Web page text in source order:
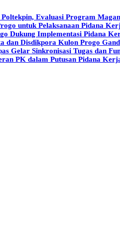
Evaluasi Program
untuk Pelaksanaan Pidana
Dukung Implementasi Pidana
dan Disdikpora Kulon Progo
Gelar Sinkronisasi Tugas dan
PK dalam Putusan Pidana